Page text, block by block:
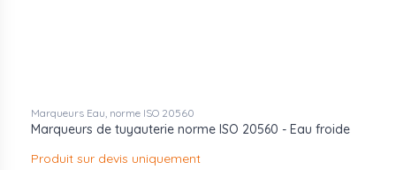
Marqueurs Eau, norme ISO 20560
Marqueurs de tuyauterie norme ISO 20560 - Eau froide
Produit sur devis uniquement